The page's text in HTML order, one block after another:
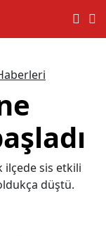
sis etkili
düştü.